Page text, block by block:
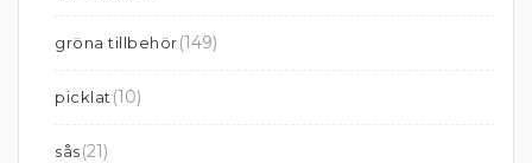
gröna tillbehör(149)
picklat (10)
sås(21)